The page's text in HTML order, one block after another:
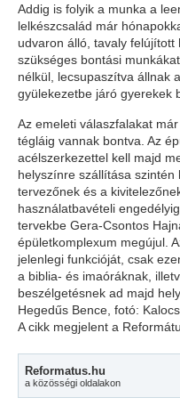
Addig is folyik a munka a
lelkészcsalád már
udvaron álló, tavaly
szükséges bontási
nélkül, lecsupaszítva állnak
gyülekezetbe járó gyerekek
Az emeleti válaszfalakat
tégláig vannak bontva. Az
acélszerkezettel kell majd
helyszínre szállítása
tervezőnek és a
használatbavételi
tervekbe Gera-Csontos
épületkomplexum megújul.
jelenlegi funkcióját, csak
a biblia- és imaóráknak,
beszélgetésnek ad majd
Hegedűs Bence, fotó:
A cikk megjelent a
Reformatus.hu
a közösségi oldalakon